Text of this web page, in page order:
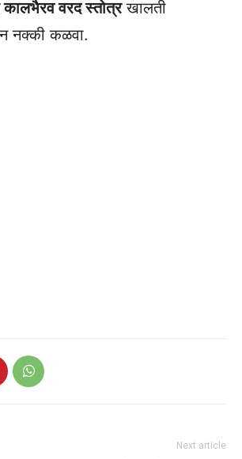
वरद स्तोत्रखालती
नक्की कळवा.
Next article